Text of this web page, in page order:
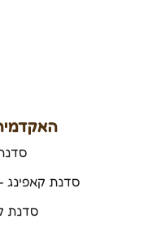
סדנת קאפינג
סדנת